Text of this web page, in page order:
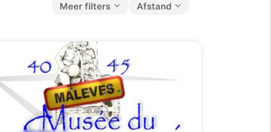
Afstand
Meer filters